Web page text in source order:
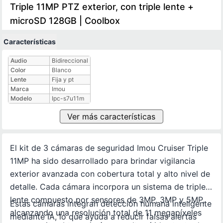
Triple 11MP PTZ exterior, con triple lente +
microSD 128GB | Coolbox
Características
Características técnicas
Audio
Bidireccional
Color
Blanco
Lente
Fija y pt
Marca
Imou
Modelo
Ipc-s7u11m
Ver más características
El kit de 3 cámaras de seguridad Imou Cruiser Triple
11MP ha sido desarrollado para brindar vigilancia
exterior avanzada con cobertura total y alto nivel de
detalle. Cada cámara incorpora un sistema de triple
lente compuesto por sensores de 3MP, 3MP y 5MP,
alcanzando una resolución total de 11 megapíxeles
Estas cámaras integran detección humana inteligente
mediante IA, lo que ayuda a reducir falsas alertas